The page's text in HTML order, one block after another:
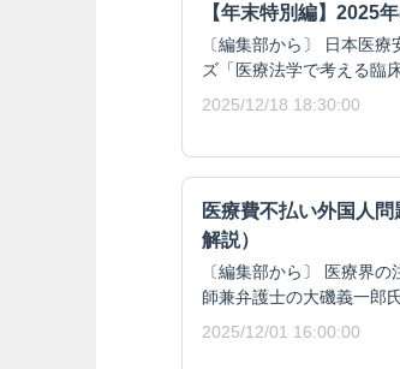
【年末特別編】2025
〔編集部から〕 日本医
ズ「医療法学で考える臨床
2025/12/18 18:30:00
医療費不払い外国人
解説）
〔編集部から〕 医療界
師兼弁護士の大磯義一郎氏
2025/12/01 16:00:00